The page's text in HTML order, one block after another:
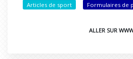
Articles de sport
Formulaires de
ALLER SUR